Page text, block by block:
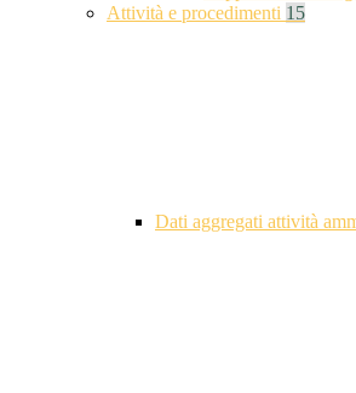
Attività e procedimenti 15
Dati aggregati attività